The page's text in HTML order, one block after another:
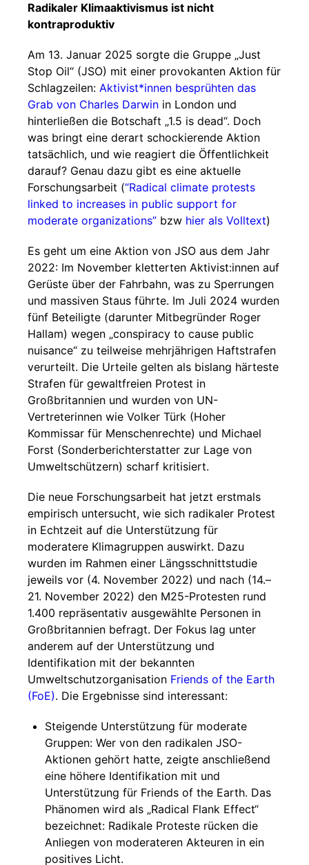
Radikaler Klimaaktivismus ist nicht
kontraproduktiv
Am 13. Januar 2025 sorgte die Gruppe „Just
Stop Oil“ (JSO) mit einer provokanten Aktion für
Schlagzeilen: Aktivist*innen besprühten das
Grab von Charles Darwin in London und
hinterließen die Botschaft „1.5 is dead“. Doch
was bringt eine derart schockierende Aktion
tatsächlich, und wie reagiert die Öffentlichkeit
darauf? Genau dazu gibt es eine aktuelle
Forschungsarbeit (“Radical climate protests
linked to increases in public support for
moderate organizations” bzw hier als Volltext)
Es geht um eine Aktion von JSO aus dem Jahr
2022: Im November kletterten Aktivist:innen auf
Gerüste über der Fahrbahn, was zu Sperrungen
und massiven Staus führte. Im Juli 2024 wurden
fünf Beteiligte (darunter Mitbegründer Roger
Hallam) wegen „conspiracy to cause public
nuisance“ zu teilweise mehrjährigen Haftstrafen
verurteilt. Die Urteile gelten als bislang härteste
Strafen für gewaltfreien Protest in
Großbritannien und wurden von UN-
Vertreterinnen wie Volker Türk (Hoher
Kommissar für Menschenrechte) und Michael
Forst (Sonderberichterstatter zur Lage von
Umweltschützern) scharf kritisiert.
Die neue Forschungsarbeit hat jetzt erstmals
empirisch untersucht, wie sich radikaler Protest
in Echtzeit auf die Unterstützung für
moderatere Klimagruppen auswirkt. Dazu
wurden im Rahmen einer Längsschnittstudie
jeweils vor (4. November 2022) und nach (14.–
21. November 2022) den M25-Protesten rund
1.400 repräsentativ ausgewählte Personen in
Großbritannien befragt. Der Fokus lag unter
anderem auf der Unterstützung und
Identifikation mit der bekannten
Umweltschutzorganisation Friends of the Earth
(FoE). Die Ergebnisse sind interessant:
Steigende Unterstützung für moderate
Gruppen: Wer von den radikalen JSO-
Aktionen gehört hatte, zeigte anschließend
eine höhere Identifikation mit und
Unterstützung für Friends of the Earth. Das
Phänomen wird als „Radical Flank Effect“
bezeichnet: Radikale Proteste rücken die
Anliegen von moderateren Akteuren in ein
positives Licht.